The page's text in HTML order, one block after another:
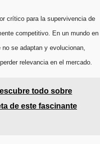
crítico para la supervivencia de
competitivo. En un mundo en
se adaptan y evolucionan,
relevancia en el mercado.
todo sobre
de este fascinante